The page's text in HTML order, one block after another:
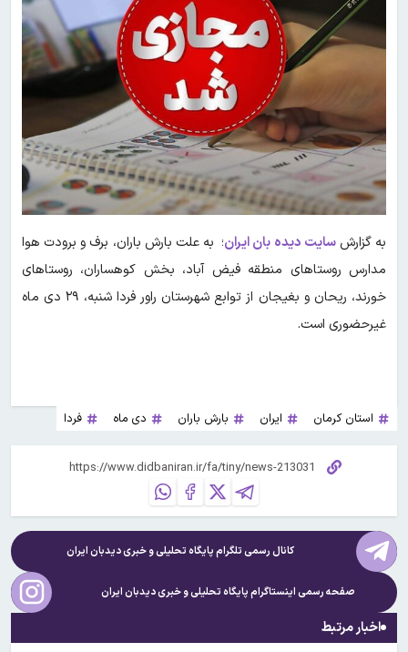
به گزارشسایت دیده بان ایران؛ به علت بارش باران، برف و برودت هوا
مدارس روستاهای منطقه فیض آباد، بخش کوهساران، روستاهای
خورند، ریحان و بغیجان از توابع شهرستان راور فردا شنبه، ۲۹ دی ماه
غیرحضوری است.
استان کرمان ایران بارش باران دی ماه فردا
کانال رسمی تلگرام پایگاه تحلیلی و خبریدیدبان ایران
صفحه رسمی اینستاگرام پایگاه تحلیلی و خبریدیدبان ایران
اخبار مرتبط